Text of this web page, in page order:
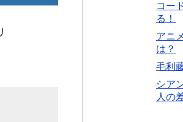
コー
る！
アニ
は？
毛利
シア
人の